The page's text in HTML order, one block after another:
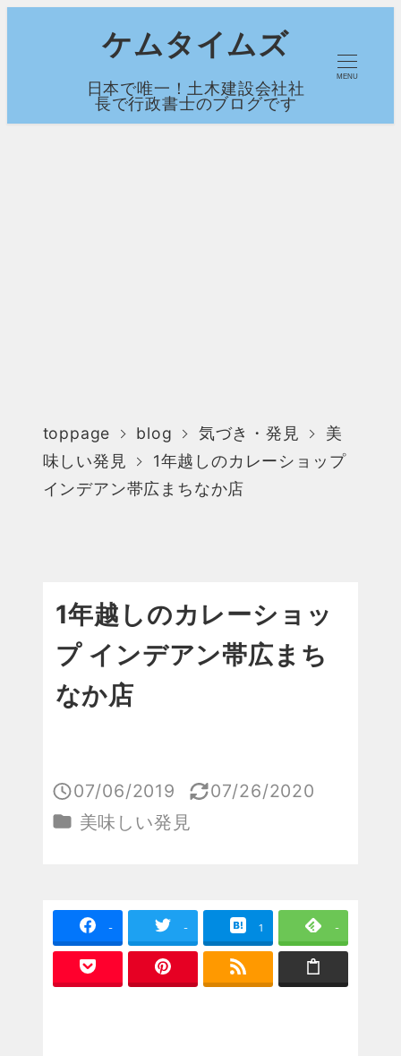
コ
ケムタイムズ
日本で唯一！土木建設会社社
長で行政書士のブログです
MENU
toppage blog 気づき・発見
美
味しい発見
1年越しのカレーショップ
インデアン帯広まちなか店
1年越しのカレーショッ
プ インデアン帯広まち
なか店
投稿日
07/06/2019
更新日
07/26/2020
カテゴリー
美味しい発見
- - 1 -